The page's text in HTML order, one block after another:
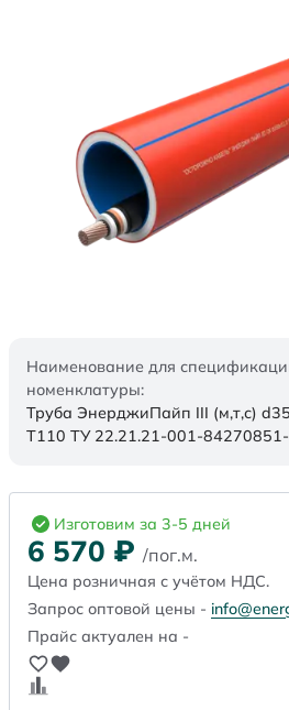
Наименование для
номенклатуры:
Труба ЭнерджиПайп III (м,т,с)
Т110 ТУ 22.21.21-001-
Изготовим за 3-5 дней
6 570 ₽ /пог.м.
Цена розничная с учётом НДС.
Запрос оптовой цены -
Прайс актуален на -